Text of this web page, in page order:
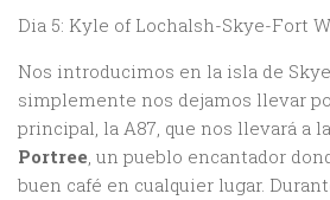
Dia 5: Kyle of Lochalsh-Skye-Fort
Nos introducimos en la isla de
simplemente nos dejamos llevar
principal, la A87, que nos llevará a
Portree, un pueblo encantador
buen café en cualquier lugar.